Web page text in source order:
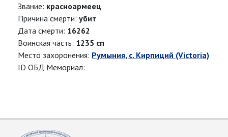
Звание: красноармеец
Причина смерти: убит
Дата смерти: 16262
Воинская часть: 1235 сп
Место захоронения: Румыния, с. Кирпиций (Victoria)
ID ОБД Мемориал: